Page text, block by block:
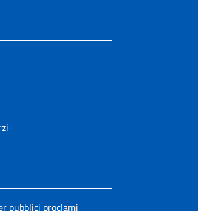
pubblici proclami